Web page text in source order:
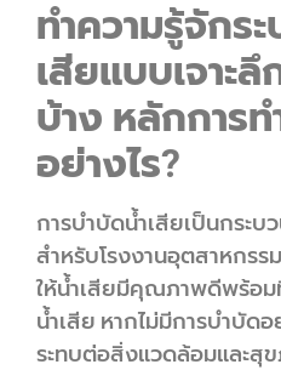
ทำความรู้จักร
เสียแบบเจาะ
บ้าง หลักการท
อย่างไร?
การบำบัดน้ำเสียเป็นกระ
สำหรับโรงงานอุตสาหกรร
ให้น้ำเสียมีคุณภาพดีพร้อม
น้ำเสีย หากไม่มีการบำบัด
ระทบต่อสิ่งแวดล้อมและสุ